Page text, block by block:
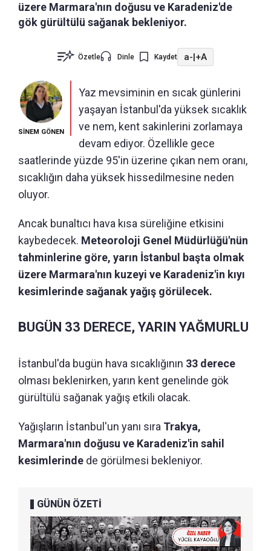
üzere Marmara'nın doğusu ve Karadeniz'de
gök gürültülü sağanak bekleniyor.
Özetle Dinle Kaydet a-|+A
SİNEM GÖNEN
Yaz mevsiminin en sıcak günlerini
yaşayan İstanbul'da yüksek sıcaklık
ve nem, kent sakinlerini zorlamaya
devam ediyor. Özellikle gece
saatlerinde yüzde 95'in üzerine çıkan nem oranı,
sıcaklığın daha yüksek hissedilmesine neden
oluyor.
Ancak bunaltıcı hava kısa süreliğine etkisini
kaybedecek. Meteoroloji Genel Müdürlüğü'nün
tahminlerine göre, yarın İstanbul başta olmak
üzere Marmara'nın kuzeyi ve Karadeniz'in kıyı
kesimlerinde sağanak yağış görülecek.
BUGÜN 33 DERECE, YARIN YAĞMURLU
İstanbul'da bugün hava sıcaklığının 33 derece
olması beklenirken, yarın kent genelinde gök
gürültülü sağanak yağış etkili olacak.
Yağışların İstanbul'un yanı sıra Trakya,
Marmara'nın doğusu ve Karadeniz'in sahil
kesimlerinde de görülmesi bekleniyor.
GÜNÜN ÖZETİ